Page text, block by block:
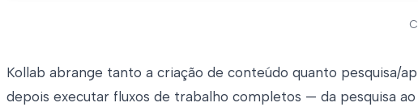
Kollab abrange tanto a criação de conteúdo quanto pesquisa/
depois executar fluxos de trabalho completos — da pesquisa